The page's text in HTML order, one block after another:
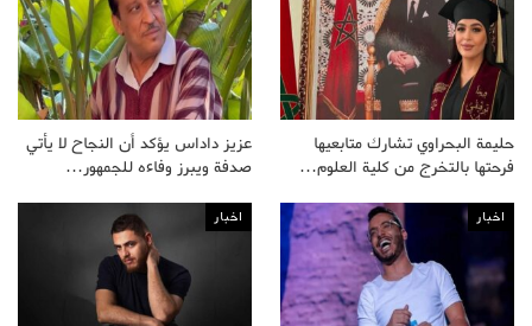
حليمة البحراوي تشارك متابعيها
فرحتها بالتخرج من كلية العلوم…
عزيز داداس يؤكد أن النجاح لا يأتي
صدفة ويبرز وفاءه للجمهور…
اخبار اخبار